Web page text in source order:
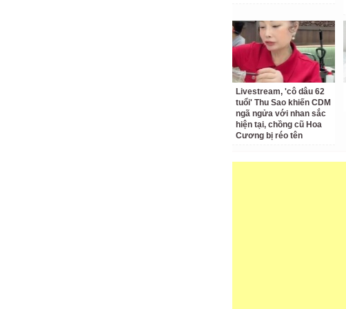
Livestream, 'cô dâu 62
tuổi' Thu Sao khiến CDM
ngã ngửa với nhan sắc
hiện tại, chồng cũ Hoa
Cương bị réo tên